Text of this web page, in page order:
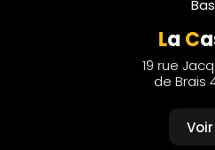
La C
19 rue
de Brais